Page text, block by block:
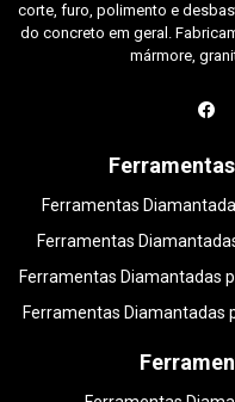
corte, furo, polimento e
do concreto em geral.
mármore,
Ferramentas
Ferramentas
Ferramentas Diamantadas
Ferramentas Diamantadas